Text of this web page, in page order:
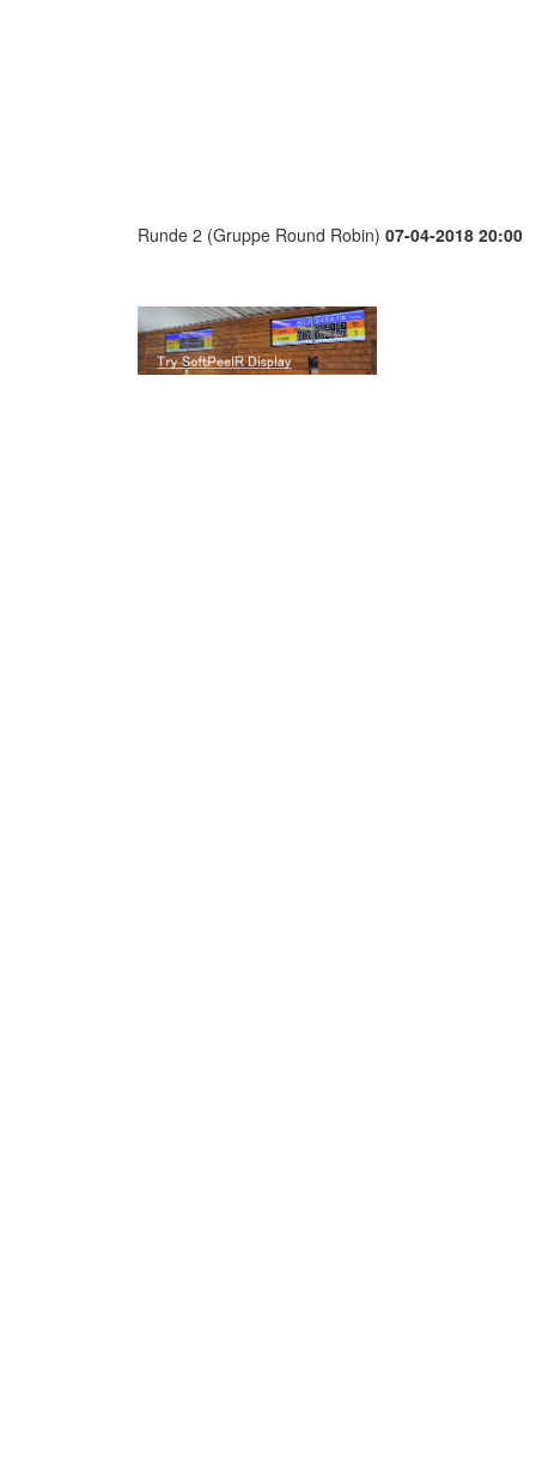
Runde 2 (Gruppe Round Robin) 07-04-2018 20:00